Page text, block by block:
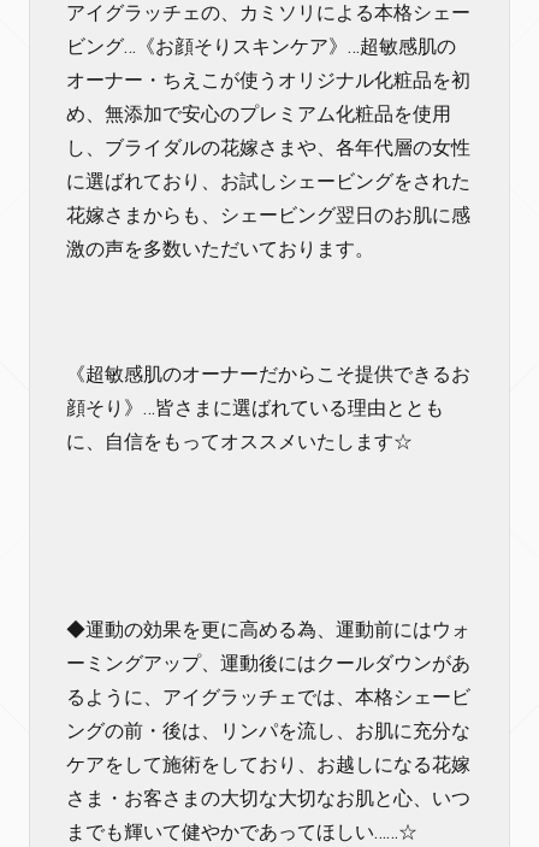
アイグラッチェの、カミソリによる本格シェー
ビング…《お顔そりスキンケア》…超敏感肌の
オーナー・ちえこが使うオリジナル化粧品を初
め、無添加で安心のプレミアム化粧品を使用
し、ブライダルの花嫁さまや、各年代層の女性
に選ばれており、お試しシェービングをされた
花嫁さまからも、シェービング翌日のお肌に感
激の声を多数いただいております。
《超敏感肌のオーナーだからこそ提供できるお
顔そり》…皆さまに選ばれている理由ととも
に、自信をもってオススメいたします☆
◆運動の効果を更に高める為、運動前にはウォ
ーミングアップ、運動後にはクールダウンがあ
るように、アイグラッチェでは、本格シェービ
ングの前・後は、リンパを流し、お肌に充分な
ケアをして施術をしており、お越しになる花嫁
さま・お客さまの大切な大切なお肌と心、いつ
までも輝いて健やかであってほしい……☆